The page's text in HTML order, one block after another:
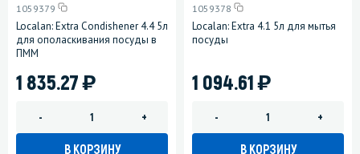
1059379
Localan: Extra Condishener 4.4 5л
для ополаскивания посуды в
ПММ
1 835.27)
- +
В КОРЗИНУ
1059378
Localan: Extra 4.1 5л для мытья
посуды
1 094.61)
- +
В КОРЗИНУ